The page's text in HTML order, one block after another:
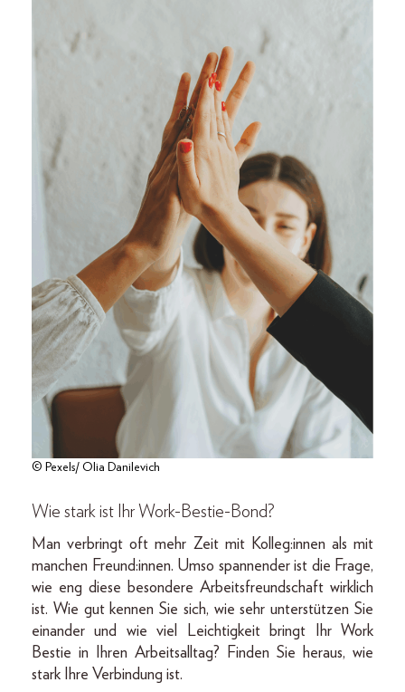
© Pexels/ Olia Danilevich
Wie stark ist Ihr Work-Bestie-Bond?
Man verbringt oft mehr Zeit mit Kolleg:innen als mit
manchen Freund:innen. Umso spannender ist die Frage,
wie eng diese besondere Arbeitsfreundschaft wirklich
ist. Wie gut kennen Sie sich, wie sehr unterstützen Sie
einander und wie viel Leichtigkeit bringt Ihr Work
Bestie in Ihren Arbeitsalltag? Finden Sie heraus, wie
stark Ihre Verbindung ist.